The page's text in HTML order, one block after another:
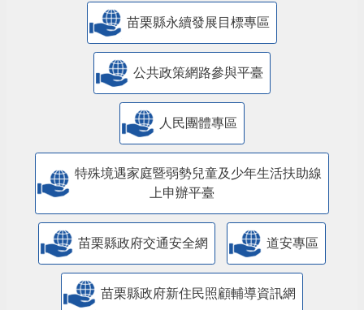
苗栗縣永續發展目標專區
公共政策網路參與平臺
人民團體專區
特殊境遇家庭暨弱勢兒童及少年生活扶助線
上申辦平臺
苗栗縣政府交通安全網 道安專區
苗栗縣政府新住民照顧輔導資訊網